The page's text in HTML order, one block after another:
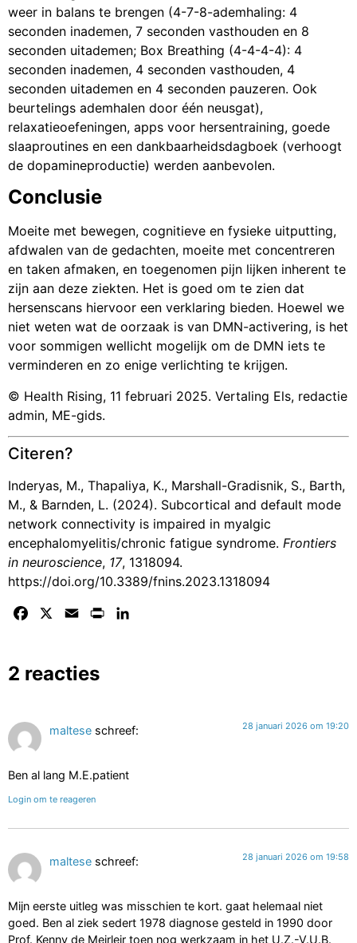
weer in balans te brengen (4-7-8-ademhaling: 4
seconden inademen, 7 seconden vasthouden en 8
seconden uitademen; Box Breathing (4-4-4-4): 4
seconden inademen, 4 seconden vasthouden, 4
seconden uitademen en 4 seconden pauzeren. Ook
beurtelings ademhalen door één neusgat),
relaxatieoefeningen, apps voor hersentraining, goede
slaaproutines en een dankbaarheidsdagboek (verhoogt
de dopamineproductie) werden aanbevolen.
Conclusie
Moeite met bewegen, cognitieve en fysieke uitputting,
afdwalen van de gedachten, moeite met concentreren
en taken afmaken, en toegenomen pijn lijken inherent te
zijn aan deze ziekten. Het is goed om te zien dat
hersenscans hiervoor een verklaring bieden. Hoewel we
niet weten wat de oorzaak is van DMN-activering, is het
voor sommigen wellicht mogelijk om de DMN iets te
verminderen en zo enige verlichting te krijgen.
© Health Rising, 11 februari 2025. Vertaling Els, redactie
admin, ME-gids.
Citeren?
Inderyas, M., Thapaliya, K., Marshall-Gradisnik, S., Barth,
M., & Barnden, L. (2024). Subcortical and default mode
network connectivity is impaired in myalgic
encephalomyelitis/chronic fatigue syndrome. Frontiers
in neuroscience, 17, 1318094.
https://doi.org/10.3389/fnins.2023.1318094
Facebook Email Print
2 reacties
maltese schreef: 28 januari 2026 om 19:20
Ben al lang M.E.patient
Login om te reageren
maltese schreef: 28 januari 2026 om 19:58
Mijn eerste uitleg was misschien te kort. gaat helemaal niet
goed. Ben al ziek sedert 1978 diagnose gesteld in 1990 door
Prof. Kenny de Meirleir toen nog werkzaam in het U.Z.-V.U.B.